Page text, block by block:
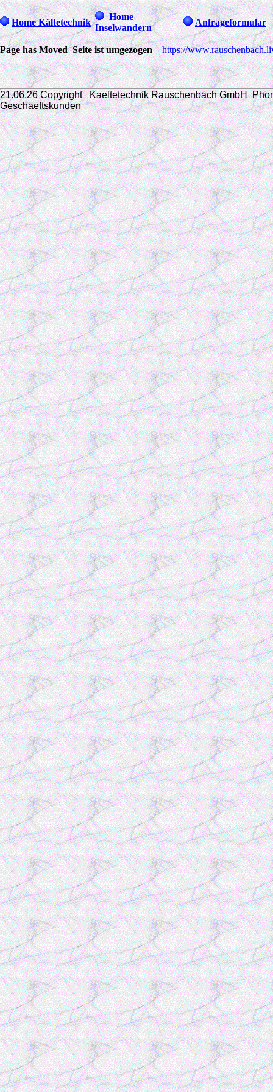
Home Kältetechnik
Home
Inselwandern
Anfrageformular
Page has Moved Seite ist umgezogen https://
21.06.26 Copyright Kaeltetechnik Rauschenbach GmbH
Geschaeftskunden